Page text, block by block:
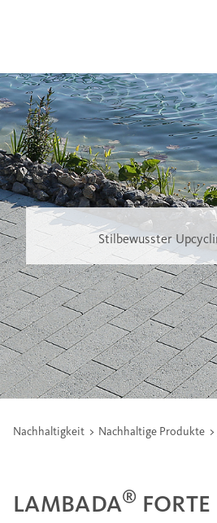
Stilbewusster
Nachhaltigkeit Nachhaltige Produkte
LAMBADA® FORTE